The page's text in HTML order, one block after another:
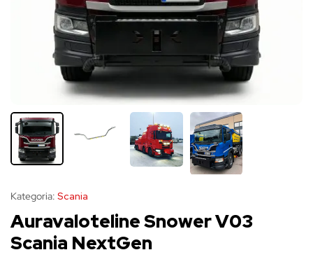
Kategoria: Scania
Auravaloteline Snower V03
Scania NextGen